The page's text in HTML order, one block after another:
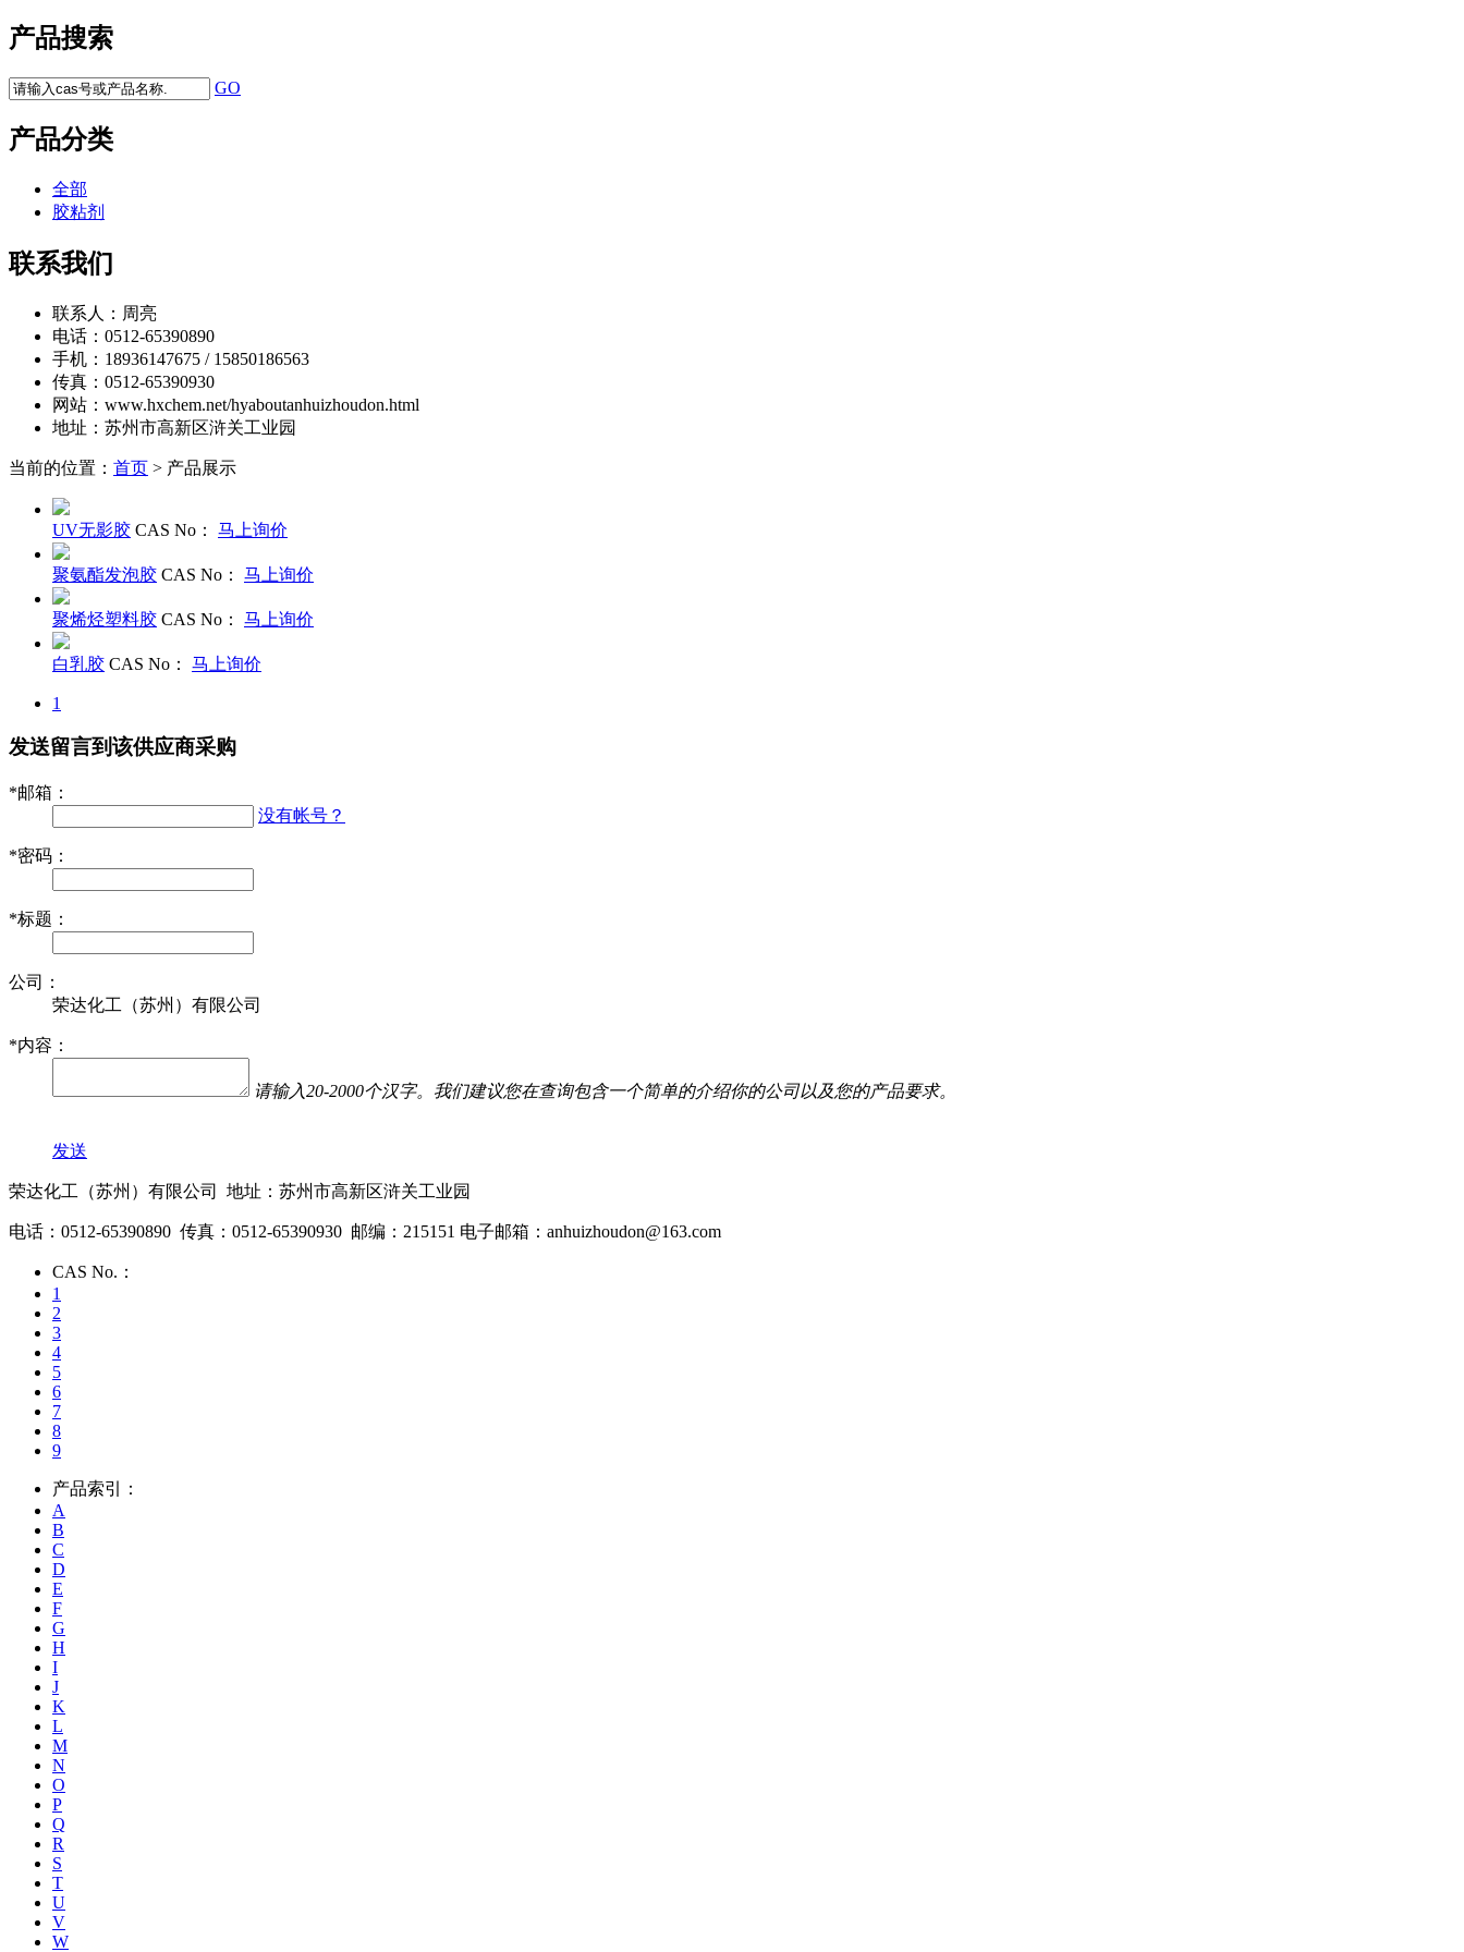
产品搜索
GO
产品分类
全部
胶粘剂
联系我们
联系人： 周亮
电话： 0512-65390890
手机： 18936147675 / 15850186563
传真： 0512-65390930
网站： www.hxchem.net/hyaboutanhuizhoudon.html
地址： 苏州市高新区浒关工业园
当前的位置： 首页 > 产品展示
UV无影胶 CAS No： 马上询价
聚氨酯发泡胶 CAS No： 马上询价
聚烯烃塑料胶 CAS No： 马上询价
白乳胶 CAS No： 马上询价
1
发送留言到该供应商采购
*邮箱：
没有帐号？
*密码：
*标题：
公司：
荣达化工（苏州）有限公司
*内容：
请输入20-2000个汉字。我们建议您在查询包含一个简单的介绍你的公司以及您的产品要求。
发送
荣达化工（苏州）有限公司 地址：苏州市高新区浒关工业园
电话：0512-65390890 传真：0512-65390930 邮编：215151 电子邮箱：anhuizhoudon@163.com
CAS No.：
1
2
3
4
5
6
7
8
9
产品索引：
A
B
C
D
E
F
G
H
I
J
K
L
M
N
O
P
Q
R
S
T
U
V
W